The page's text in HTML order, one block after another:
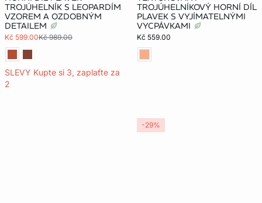
TROJÚHELNÍK S LEOPARDÍM
VZOREM A OZDOBNÝM
DETAILEM
Kč 599.00Kč 989.00
SLEVY Kupte si 3, zaplaťte za
2
TROJÚHELNÍKOVÝ HORNÍ DÍL
PLAVEK S VYJÍMATELNÝMI
VYCPÁVKAMI
Kč 559.00
-29%